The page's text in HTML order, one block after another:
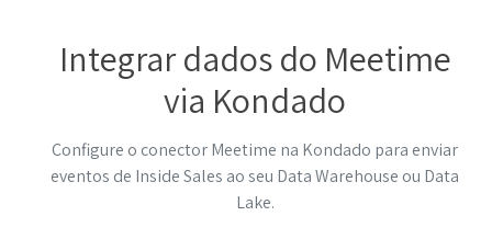
Integrar dados do Meetime
via Kondado
Configure o conector Meetime na Kondado para enviar
eventos de Inside Sales ao seu Data Warehouse ou Data
Lake.